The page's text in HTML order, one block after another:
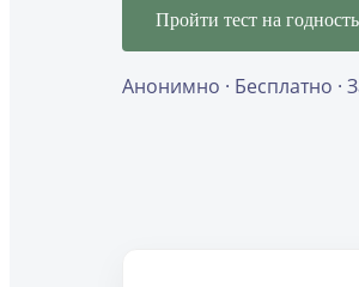
Пройти тест на
Анонимно · Бесплатно ·